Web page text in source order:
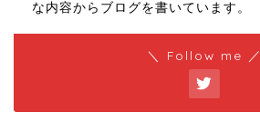
な内容からブログを書いています。
＼ Follow me ／